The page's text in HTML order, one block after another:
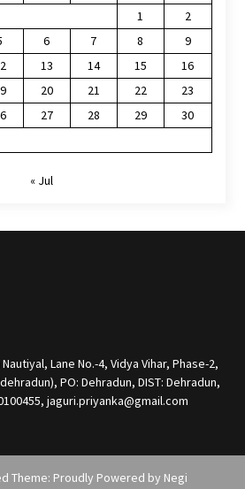
1
2
6 7 8
9
13 14 15
16
20 21 22
23
27 28 29
30
« Jul
Nautiyal, Lane No.-4, Vidya Vihar, Phase-2,
PO: Dehradun, DIST: Dehradun,
jaguri.priyanka@gmail.com
Theme: Proudly Powered by Negi